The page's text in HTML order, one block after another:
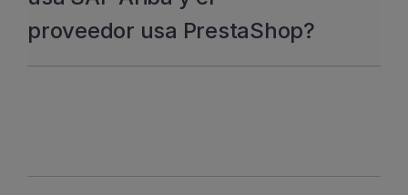
de aprovisionamiento.
requiere entre uno y cuatro meses de
trabajo entre configuración, desarrollo,
proveedor usa PrestaShop?
de los escenarios en los que hemos